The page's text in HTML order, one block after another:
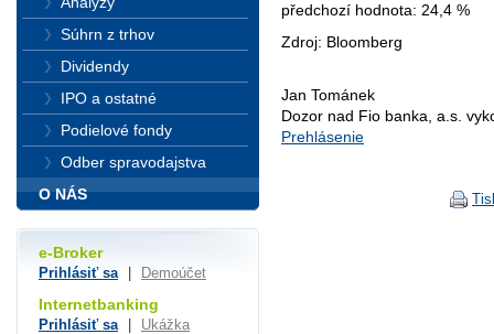
předchozí hodnota: 24,4 %
Zdroj: Bloomberg
Jan Tománek
Dozor nad Fio banka, a.s.
Prehlásenie
Súhrn z trhov
Dividendy
IPO a ostatné
Podielové fondy
Odber spravodajstva
O NÁS
e-Broker
Prihlásiť sa Demoúčet
Internetbanking
Prihlásiť sa Ukážka